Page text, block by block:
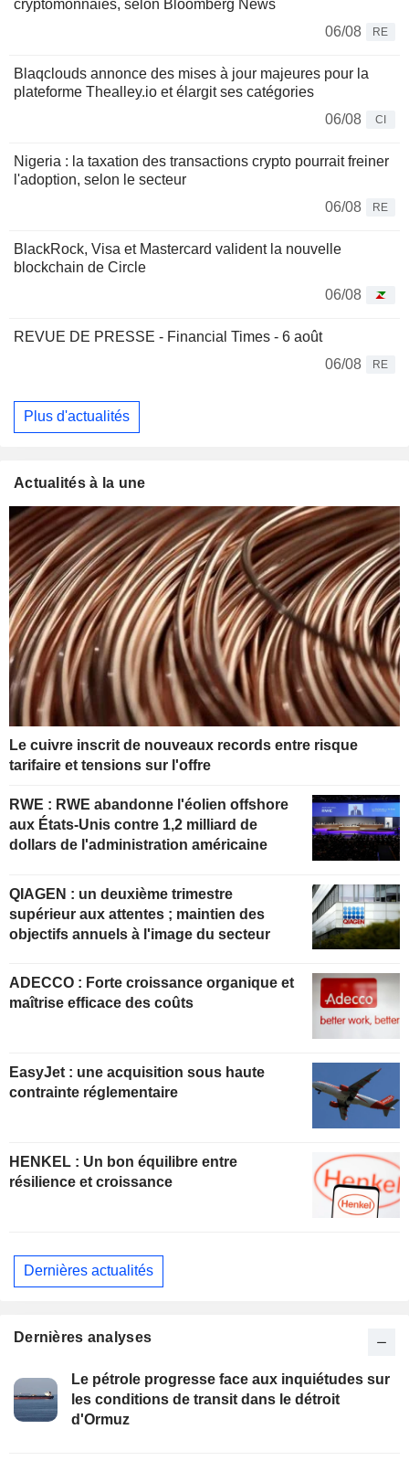
cryptomonnaies, selon Bloomberg News
06/08
RE
Blaqclouds annonce des mises à jour majeures pour la
plateforme Thealley.io et élargit ses catégories
06/08
CI
Nigeria : la taxation des transactions crypto pourrait freiner
l'adoption, selon le secteur
06/08
RE
BlackRock, Visa et Mastercard valident la nouvelle
blockchain de Circle
06/08
REVUE DE PRESSE - Financial Times - 6 août
06/08
RE
Plus d'actualités
Actualités à la une
Le cuivre inscrit de nouveaux records entre risque
tarifaire et tensions sur l'offre
RWE : RWE abandonne l'éolien offshore
aux États-Unis contre 1,2 milliard de
dollars de l'administration américaine
QIAGEN : un deuxième trimestre
supérieur aux attentes ; maintien des
objectifs annuels à l'image du secteur
ADECCO : Forte croissance organique et
maîtrise efficace des coûts
EasyJet : une acquisition sous haute
contrainte réglementaire
HENKEL : Un bon équilibre entre
résilience et croissance
Dernières actualités
Dernières analyses
Le pétrole progresse face aux inquiétudes sur
les conditions de transit dans le détroit
d'Ormuz